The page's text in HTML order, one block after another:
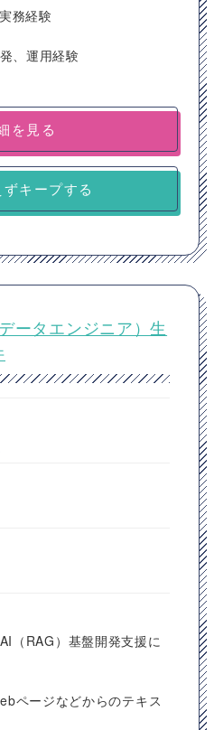
務経験
、運用経験
を見る
キープする
ータエンジニア）生
（RAG）基盤開発支援に
ページなどからのテキス